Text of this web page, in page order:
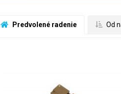
Predvolené radenie Od